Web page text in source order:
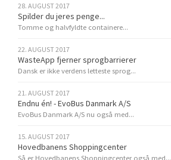
28. AUGUST 2017
Spilder du jeres penge...
Tomme og halvfyldte containere...
22. AUGUST 2017
WasteApp fjerner sprogbarrierer
Dansk er ikke verdens letteste sprog...
21. AUGUST 2017
Endnu én! - EvoBus Danmark A/S
EvoBus Danmark A/S nu også med...
15. AUGUST 2017
Hovedbanens Shoppingcenter
Så er Hovedbanens Shoppingcenter også med...